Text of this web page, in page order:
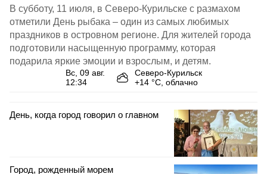
В субботу, 11 июля, в Северо‑Курильске с размахом
отметили День рыбака – один из самых любимых
праздников в островном регионе. Для жителей города
подготовили насыщенную программу, которая
подарила яркие эмоции и взрослым, и детям.
вс, 09 авг.
12:34
Северо-Курильск
+14°С, облачно
День, когда город говорил о главном
Город, рожденный морем